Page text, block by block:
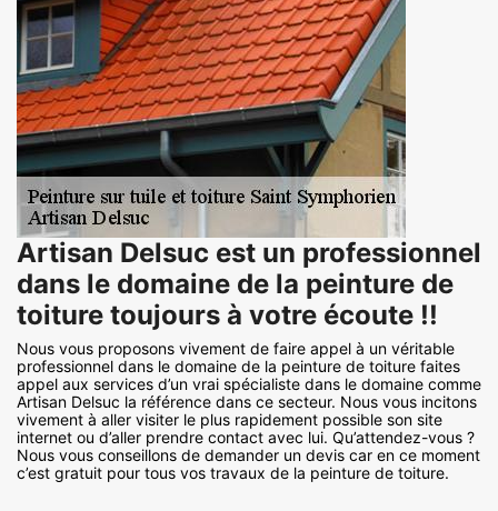
Artisan Delsuc est un professionnel
dans le domaine de la peinture de
toiture toujours à votre écoute !!
Nous vous proposons vivement de faire appel à un véritable
professionnel dans le domaine de la peinture de toiture faites
appel aux services d’un vrai spécialiste dans le domaine comme
Artisan Delsuc la référence dans ce secteur. Nous vous incitons
vivement à aller visiter le plus rapidement possible son site
internet ou d’aller prendre contact avec lui. Qu’attendez-vous ?
Nous vous conseillons de demander un devis car en ce moment
c’est gratuit pour tous vos travaux de la peinture de toiture.